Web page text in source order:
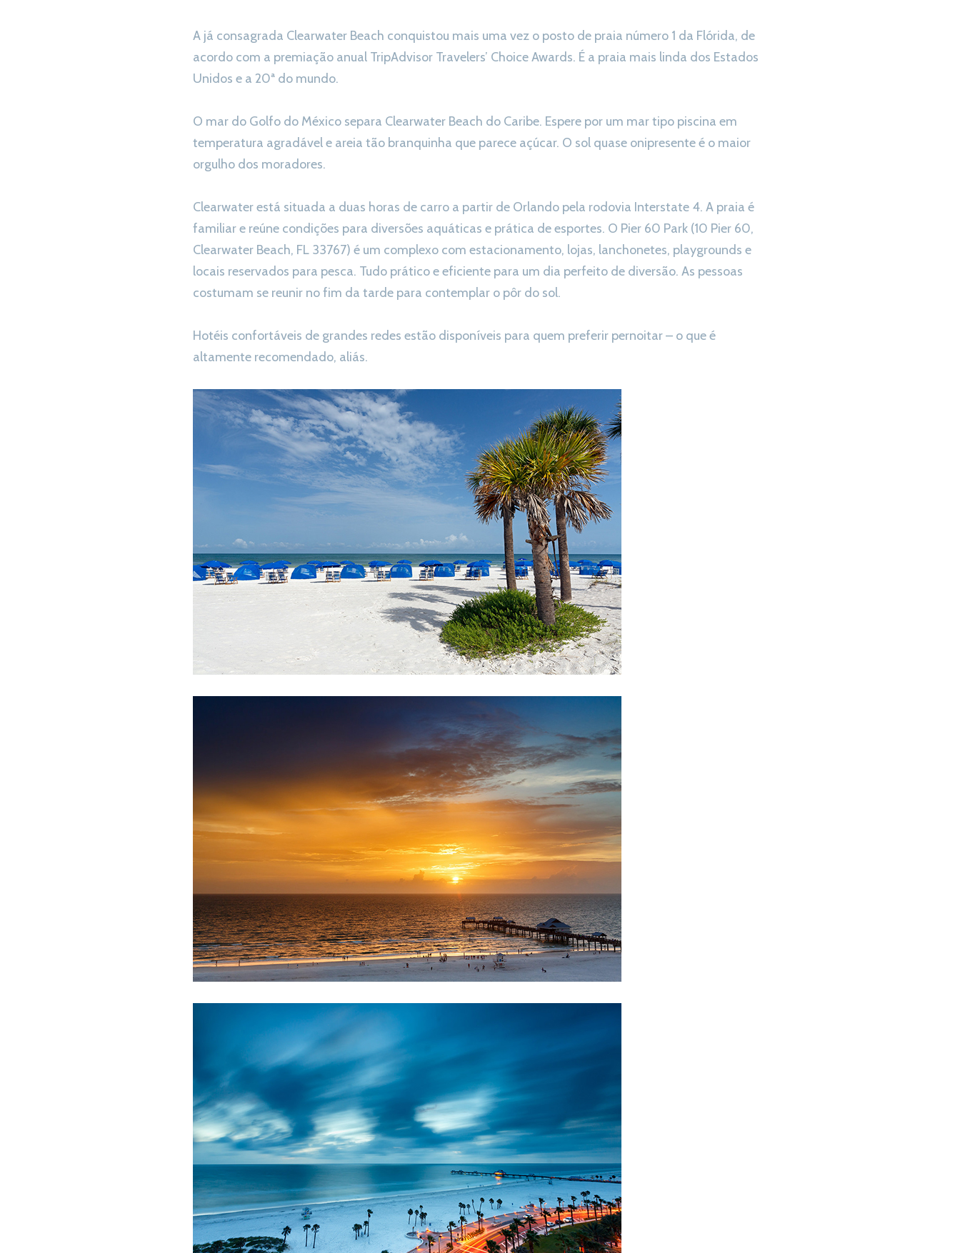
A já consagrada Clearwater Beach conquistou mais uma vez o posto de praia número 1 da Flórida, de
acordo com a premiação anual TripAdvisor Travelers’ Choice Awards. É a praia mais linda dos Estados
Unidos e a 20ª do mundo.
O mar do Golfo do México separa Clearwater Beach do Caribe. Espere por um mar tipo piscina em
temperatura agradável e areia tão branquinha que parece açúcar. O sol quase onipresente é o maior
orgulho dos moradores.
Clearwater está situada a duas horas de carro a partir de Orlando pela rodovia Interstate 4. A praia é
familiar e reúne condições para diversões aquáticas e prática de esportes. O Pier 60 Park (10 Pier 60,
Clearwater Beach, FL 33767) é um complexo com estacionamento, lojas, lanchonetes, playgrounds e
locais reservados para pesca. Tudo prático e eficiente para um dia perfeito de diversão. As pessoas
costumam se reunir no fim da tarde para contemplar o pôr do sol.
Hotéis confortáveis de grandes redes estão disponíveis para quem preferir pernoitar – o que é
altamente recomendado, aliás.